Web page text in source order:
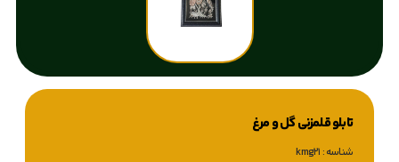
تابلو قلمزنی گل و مرغ
شناسه : kmg21